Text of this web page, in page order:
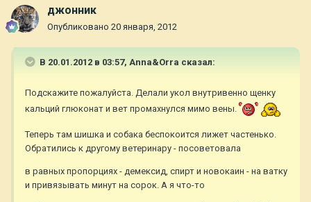
джонник
Опубликовано 20 января, 2012
В 20.01.2012 в 03:57, Anna&Orra сказал:
Подскажите пожалуйста. Делали укол внутривенно щенку
кальций глюконат и вет промахнулся мимо вены.
Теперь там шишка и собака беспокоится лижет частенько.
Обратились к другому ветеринару - посоветовала
в равных пропорциях - демексид, спирт и новокаин - на ватку
и привязывать минут на сорок. А я что-то